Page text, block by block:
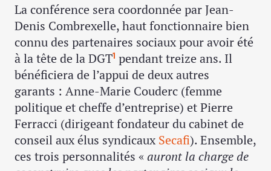
La conférence sera coordonnée par Jean-
Denis Combrexelle, haut fonctionnaire bien
connu des partenaires sociaux pour avoir été
à la tête de la DGT1 pendant treize ans. Il
bénéficiera de l’appui de deux autres
garants : Anne-Marie Couderc (femme
politique et cheffe d’entreprise) et Pierre
Ferracci (dirigeant fondateur du cabinet de
conseil aux élus syndicaux Secafi). Ensemble,
ces trois personnalités « auront la charge de